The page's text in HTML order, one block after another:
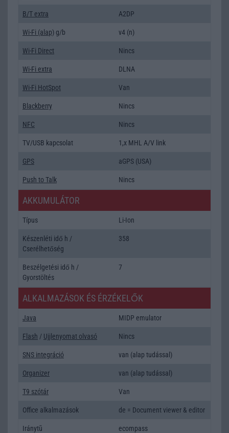
B/T extra A2DP
Wi-Fi (alap) g/b v4 (n)
Wi-Fi Direct Nincs
Wi-Fi extra DLNA
Wi-Fi HotSpot Van
Blackberry Nincs
NFC Nincs
TV/USB kapcsolat 1,x MHL A/V link
GPS aGPS (USA)
Push to Talk Nincs
AKKUMULÁTOR
Típus Li-Ion
Készenléti idő h /
Cserélhetőség
358
Beszélgetési idő h /
Gyorstöltés
7
ALKALMAZÁSOK ÉS ÉRZÉKELŐK
Java MIDP emulator
Flash / Ujjlenyomat olvasó Nincs
SNS integráció van (alap tudással)
Organizer van (alap tudással)
T9 szótár Van
Office alkalmazások de = Document viewer & editor
Iránytũ ecompass